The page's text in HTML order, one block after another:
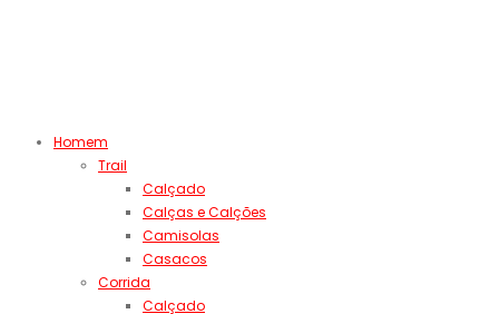
Homem
Trail
Calçado
Calças e Calções
Camisolas
Casacos
Corrida
Calçado